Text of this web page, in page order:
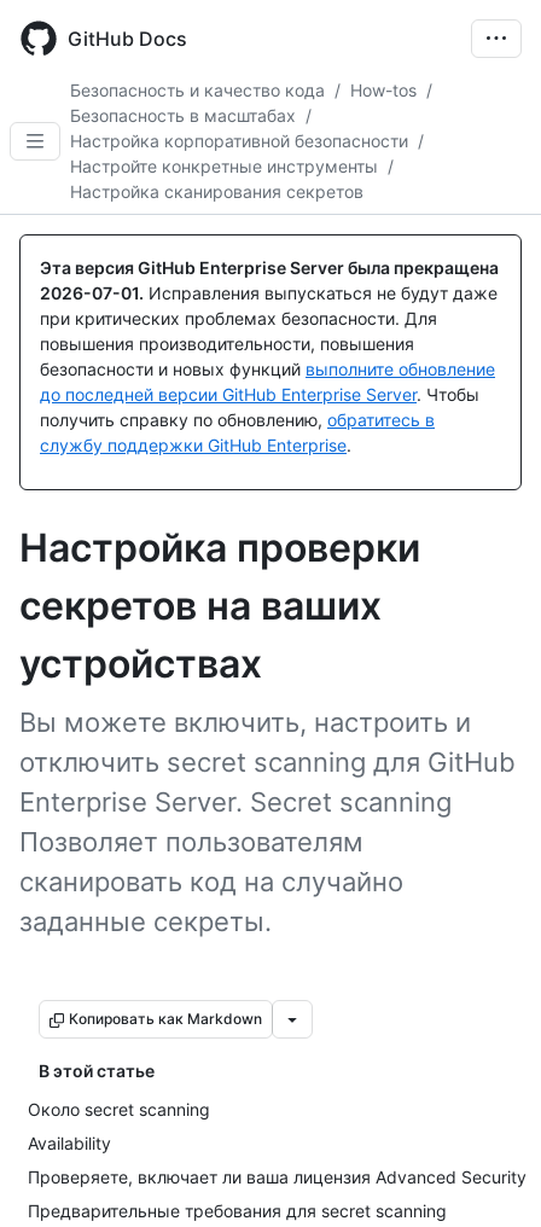
main
GitHub Docs
Безопасность и качество кода / How-tos /
Безопасность в масштабах /
Настройка корпоративной безопасности /
Настройте конкретные инструменты /
Настройка сканирования секретов
Эта версия GitHub Enterprise Server была прекращена
2026-07-01. Исправления выпускаться не будут даже
при критических проблемах безопасности. Для
повышения производительности, повышения
безопасности и новых функций выполните обновление
до последней версии GitHub Enterprise Server. Чтобы
получить справку по обновлению, обратитесь в
службу поддержки GitHub Enterprise.
Настройка проверки
секретов на ваших
устройствах
Вы можете включить, настроить и
отключить secret scanning для GitHub
Enterprise Server. Secret scanning
Позволяет пользователям
сканировать код на случайно
заданные секреты.
Копировать как Markdown
В этой статье
Около secret scanning
Availability
Проверяете, включает ли ваша лицензия Advanced Security
Предварительные требования для secret scanning